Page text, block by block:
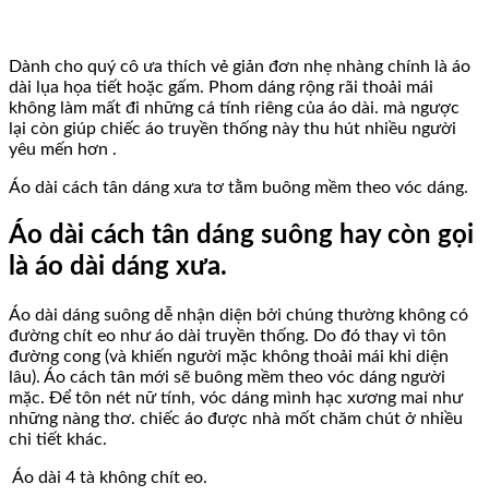
Dành cho quý cô ưa thích vẻ giản đơn nhẹ nhàng chính là áo
dài lụa họa tiết hoặc gấm. Phom dáng rộng rãi thoải mái
không làm mất đi những cá tính riêng của áo dài. mà ngược
lại còn giúp chiếc áo truyền thống này thu hút nhiều người
yêu mến hơn .
Áo dài cách tân dáng xưa tơ tằm buông mềm theo vóc dáng.
Áo dài cách tân dáng suông hay còn gọi
là áo dài dáng xưa.
Áo dài dáng suông dễ nhận diện bởi chúng thường không có
đường chít eo như áo dài truyền thống. Do đó thay vì tôn
đường cong (và khiến người mặc không thoải mái khi diện
lâu). Áo cách tân mới sẽ buông mềm theo vóc dáng người
mặc. Để tôn nét nữ tính, vóc dáng mình hạc xương mai như
những nàng thơ. chiếc áo được nhà mốt chăm chút ở nhiều
chi tiết khác.
Áo dài 4 tà không chít eo.